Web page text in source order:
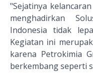
"Sejatinya
menghadirkan
Indonesia tidak
Kegiatan ini
karena Petrokimia
berkembang seperti